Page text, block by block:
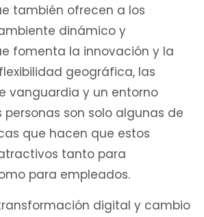
también ofrecen a los
dinámico y
fomenta la innovación y la
geográfica, las
vanguardia y un entorno
son solo algunas de
que hacen que estos
tanto para
para empleados.
digital y cambio